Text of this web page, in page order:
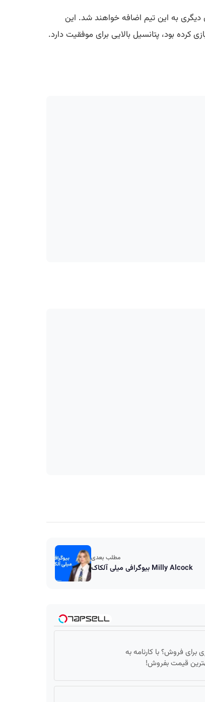
دیگری به این تیم اضافه خواهند شد. این
مطلب بعدی
بیوگرافی میلی آلکاک Milly Alcock
برای فروش؟ با کارنامه به
قیمت بفروش!